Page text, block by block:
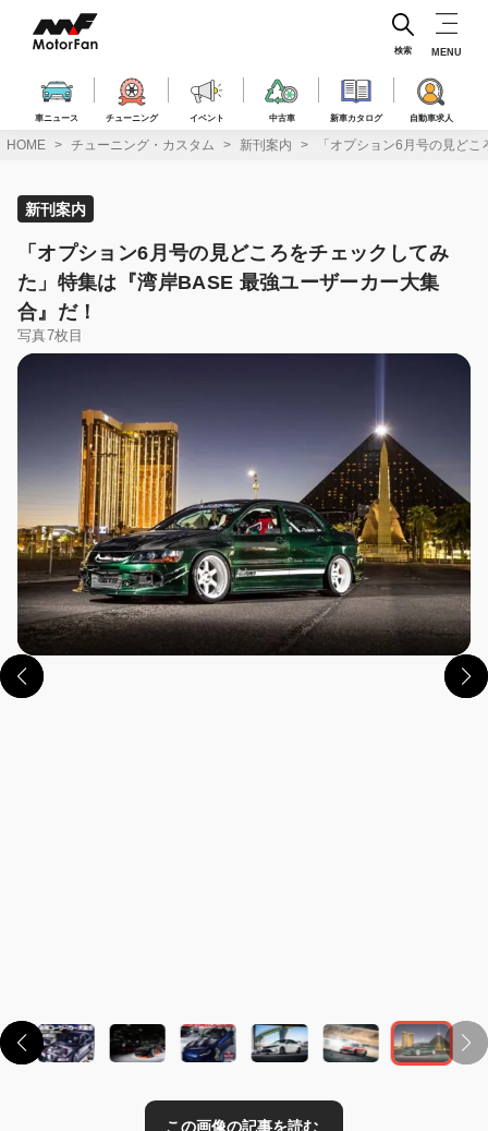
ス
車ニュース チューニング イベント 中古車 新車カタログ 自動車求人
検索 MENU
HOME チューニング・カスタム 新刊案内 「オプション6月号の見ど
新刊案内
「オプション6月号の見どころをチェックしてみ
た」特集は『湾岸BASE 最強ユーザーカー大集
合』だ！
写真7枚目